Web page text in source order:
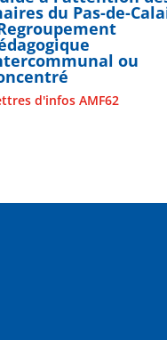
du Pas-de-
ou
d'infos AMF62